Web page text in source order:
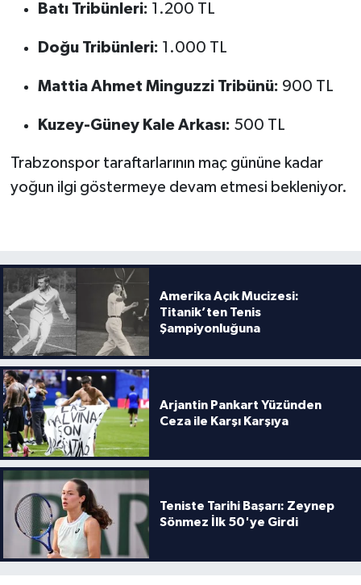
Batı Tribünleri: 1.200 TL
Doğu Tribünleri: 1.000 TL
Mattia Ahmet Minguzzi Tribünü: 900 TL
Kuzey-Güney Kale Arkası: 500 TL
Trabzonspor taraftarlarının maç gününe kadar
yoğun ilgi göstermeye devam etmesi bekleniyor.
Amerika Açık Mucizesi:
Titanik’ten Tenis
Şampiyonluğuna
Arjantin Pankart Yüzünden
Ceza ile Karşı Karşıya
Teniste Tarihi Başarı: Zeynep
Sönmez İlk 50'ye Girdi